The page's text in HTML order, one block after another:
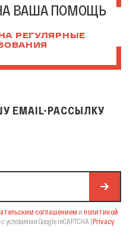
ВАША ПОМОЩЬ
РЕГУЛЯРНЫЕ
EMAIL-РАССЫЛКУ
соглашением и политикой
условиями Google reCAPTCHA (Privacy